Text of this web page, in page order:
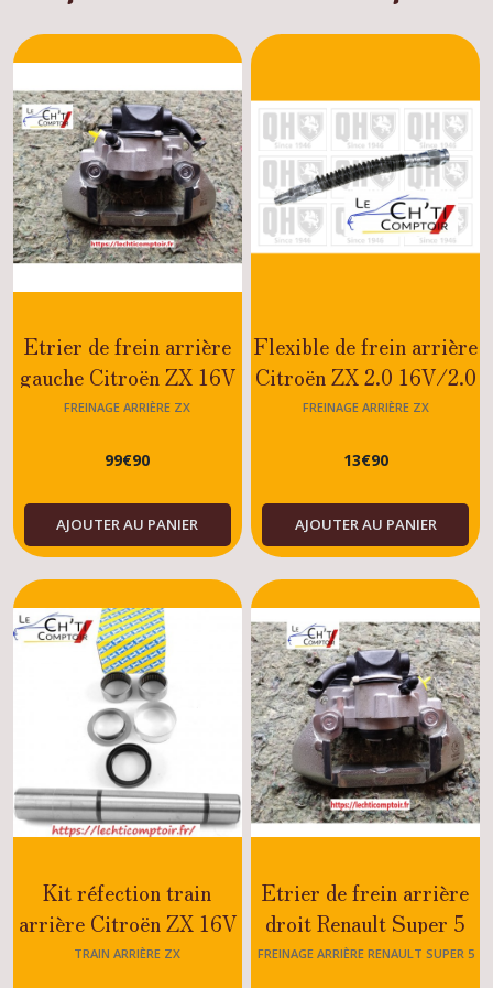
Etrier de frein arrière
gauche Citroën ZX 16V
- 2.0 - 1.8
FREINAGE ARRIÈRE ZX
99€90
AJOUTER AU PANIER
Flexible de frein arrière
Citroën ZX 2.0 16V/2.0
8s /1.9i
FREINAGE ARRIÈRE ZX
13€90
AJOUTER AU PANIER
Kit réfection train
arrière Citroën ZX 16V
- VOLCANE - DTURBO
TRAIN ARRIÈRE ZX
Etrier de frein arrière
droit Renault Super 5
GT TURBO
FREINAGE ARRIÈRE RENAULT SUPER 5